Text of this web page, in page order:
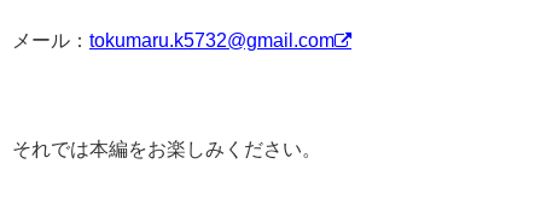
メール： tokumaru.k5732@gmail.com
それでは本編をお楽しみください。